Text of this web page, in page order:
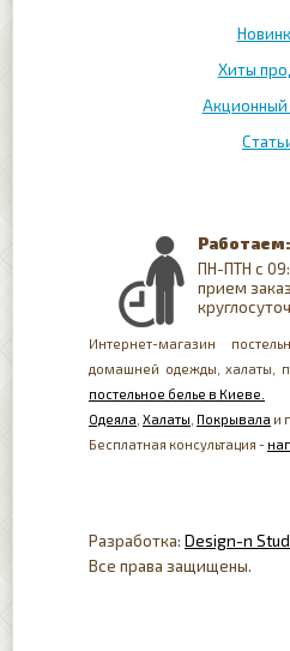
Хиты
Акционный
Работаем:
ПН-ПТН с
прием
Интернет-магазин
домашней одежды, халаты,
постельное белье в Киеве.
Одеяла Халаты Покрывала и
Бесплатная консультация -
Разработка: Design-n
Все права защищены.